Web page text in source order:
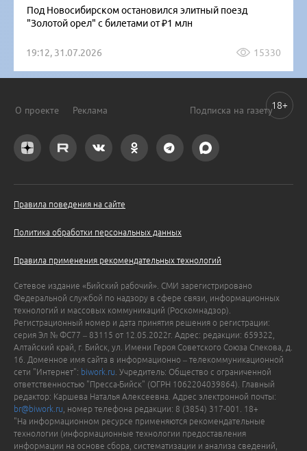
Под Новосибирском остановился элитный поезд
"Золотой орел" с билетами от ₽1 млн
19:12, 31.07.2026 15330
О проекте Реклама Подписка на газету
Правила поведения на сайте
Политика обработки персональных данных
Правила применения рекомендательных технологий
Сетевое издание «Бийский рабочий». СМИ зарегистрировано
Федеральной службой по надзору в сфере связи, информационных
технологий и массовых коммуникаций (Роскомнадзор).
Регистрационный номер и дата принятия решения о регистрации:
серия Эл № ФС77 – 83115 от 12.05.2022г. Адрес: редакции: 659322,
Алтайский край, г. Бийск, ул. Имени Героя Советского Союза Спекова, д.
16. Доменное имя сайта в информационно – телекоммуникационной
сети "Интернет": biwork.ru . Учредитель: Общество с ограниченной
ответственностью "Пресса-Бийск" (ОГРН 1062204039864). Главный
редактор: Каршева Наталья Алексеевна. Адрес электронной почты:
br@biwork.ru , номер телефона редакции: 8 (3854) 317-001. 18+
"На информационном ресурсе применяются рекомендательные
технологии (информационные технологии предоставления
информации на основе сбора, систематизации и анализа сведений,
18+